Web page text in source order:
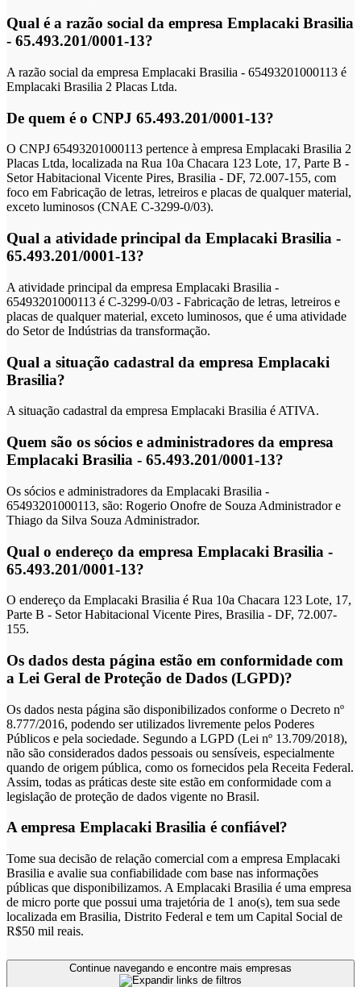
Qual é a razão social da empresa Emplacaki Brasilia
- 65.493.201/0001-13?
A razão social da empresa Emplacaki Brasilia - 65493201000113 é
Emplacaki Brasilia 2 Placas Ltda.
De quem é o CNPJ 65.493.201/0001-13?
O CNPJ 65493201000113 pertence à empresa Emplacaki Brasilia 2
Placas Ltda, localizada na Rua 10a Chacara 123 Lote, 17, Parte B -
Setor Habitacional Vicente Pires, Brasilia - DF, 72.007-155, com
foco em Fabricação de letras, letreiros e placas de qualquer material,
exceto luminosos (CNAE C-3299-0/03).
Qual a atividade principal da Emplacaki Brasilia -
65.493.201/0001-13?
A atividade principal da empresa Emplacaki Brasilia -
65493201000113 é C-3299-0/03 - Fabricação de letras, letreiros e
placas de qualquer material, exceto luminosos, que é uma atividade
do Setor de Indústrias da transformação.
Qual a situação cadastral da empresa Emplacaki
Brasilia?
A situação cadastral da empresa Emplacaki Brasilia é ATIVA.
Quem são os sócios e administradores da empresa
Emplacaki Brasilia - 65.493.201/0001-13?
Os sócios e administradores da Emplacaki Brasilia -
65493201000113, são: Rogerio Onofre de Souza Administrador e
Thiago da Silva Souza Administrador.
Qual o endereço da empresa Emplacaki Brasilia -
65.493.201/0001-13?
O endereço da Emplacaki Brasilia é Rua 10a Chacara 123 Lote, 17,
Parte B - Setor Habitacional Vicente Pires, Brasilia - DF, 72.007-
155.
Os dados desta página estão em conformidade com
a Lei Geral de Proteção de Dados (LGPD)?
Os dados nesta página são disponibilizados conforme o Decreto nº
8.777/2016, podendo ser utilizados livremente pelos Poderes
Públicos e pela sociedade. Segundo a LGPD (Lei nº 13.709/2018),
não são considerados dados pessoais ou sensíveis, especialmente
quando de origem pública, como os fornecidos pela Receita Federal.
Assim, todas as práticas deste site estão em conformidade com a
legislação de proteção de dados vigente no Brasil.
A empresa Emplacaki Brasilia é confiável?
Tome sua decisão de relação comercial com a empresa Emplacaki
Brasilia e avalie sua confiabilidade com base nas informações
públicas que disponibilizamos. A Emplacaki Brasilia é uma empresa
de micro porte que possui uma trajetória de 1 ano(s), tem sua sede
localizada em Brasilia, Distrito Federal e tem um Capital Social de
R$50 mil reais.